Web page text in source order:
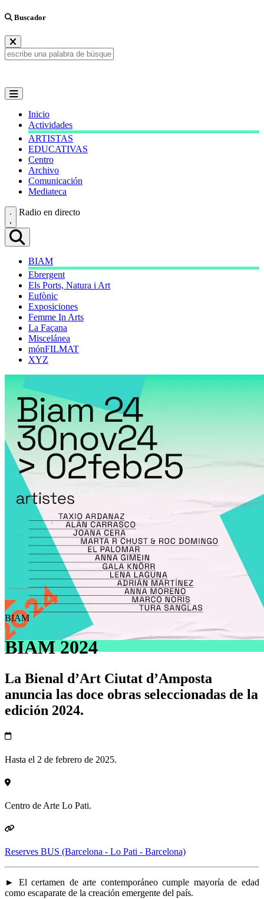
Buscador
Inicio
Actividades
ARTISTAS
EDUCATIVAS
Centro
Archivo
Comunicación
Mediateca
Radio en directo
BIAM
Ebrergent
Els Ports, Natura i Art
Eufònic
Exposiciones
Femme In Arts
La Façana
Miscelánea
mónFILMAT
XYZ
BIAM
BIAM 2024
La Bienal d’Art Ciutat d’Amposta
anuncia las doce obras seleccionadas de la
edición 2024.
Hasta el 2 de febrero de 2025.
Centro de Arte Lo Pati.
Reserves BUS (Barcelona - Lo Pati - Barcelona)
► El certamen de arte contemporáneo cumple mayoría de edad
como escaparate de la creación emergente del país.